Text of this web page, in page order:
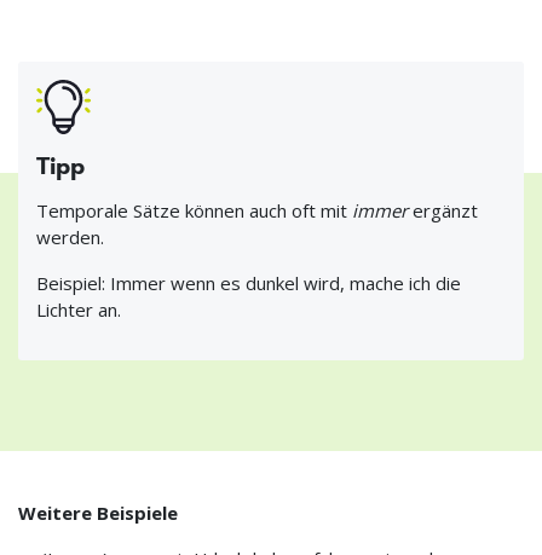
Tipp
Temporale Sätze können auch oft mit immerergänzt
werden.
Beispiel: Immer wenn es dunkel wird, mache ich die
Lichter an.
Weitere Beispiele